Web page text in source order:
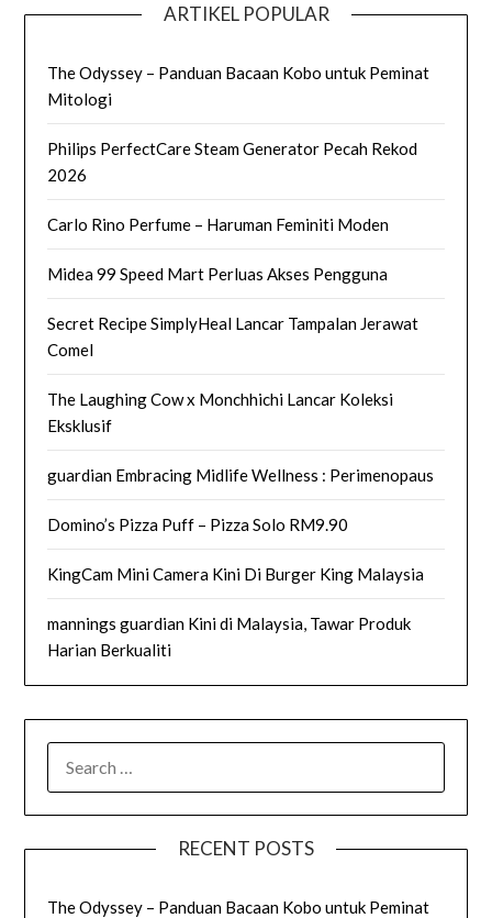
ARTIKEL POPULAR
The Odyssey – Panduan Bacaan Kobo untuk Peminat
Mitologi
Philips PerfectCare Steam Generator Pecah Rekod
2026
Carlo Rino Perfume – Haruman Feminiti Moden
Midea 99 Speed Mart Perluas Akses Pengguna
Secret Recipe SimplyHeal Lancar Tampalan Jerawat
Comel
The Laughing Cow x Monchhichi Lancar Koleksi
Eksklusif
guardian Embracing Midlife Wellness : Perimenopaus
Domino’s Pizza Puff – Pizza Solo RM9.90
KingCam Mini Camera Kini Di Burger King Malaysia
mannings guardian Kini di Malaysia, Tawar Produk
Harian Berkualiti
FOR:
RECENT POSTS
The Odyssey – Panduan Bacaan Kobo untuk Peminat